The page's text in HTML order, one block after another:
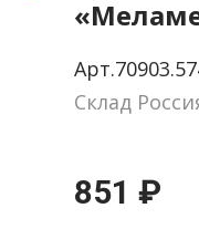
размер
Склад
851 ₽